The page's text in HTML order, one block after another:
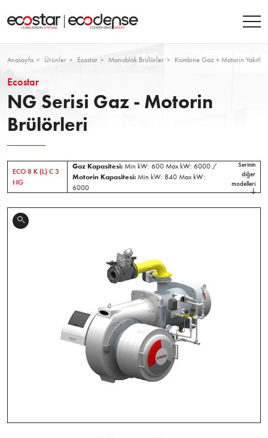
Anasayfa Ürünler Ecostar Monoblok Brülörler Kombine Gaz + Motorin Yakıtlı
Ecostar
NG Serisi Gaz - Motorin
Brülörleri
ECO 8 K (L) C 3
NG
Gaz Kapasitesi:Min kW: 600 Max kW: 6000 /
Motorin Kapasitesi:Min kW: 840 Max kW:
6000
Serinin
diğer
modelleri